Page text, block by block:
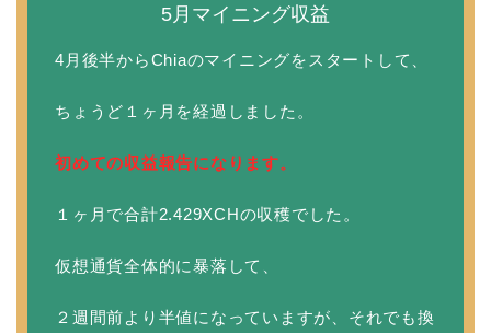
5月マイニング収益
4月後半からChiaのマイニングをスタートして、
ちょうど１ヶ月を経過しました。
初めての収益報告になります。
１ヶ月で合計2.429XCHの収穫でした。
仮想通貨全体的に暴落して、
２週間前より半値になっていますが、それでも換